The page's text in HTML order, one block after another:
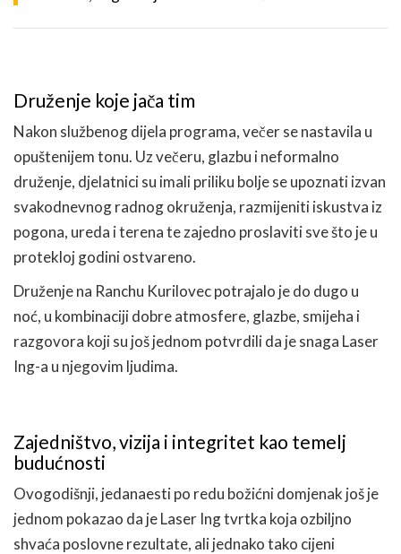
Druženje koje jača tim
Nakon službenog dijela programa, večer se nastavila u
opuštenijem tonu. Uz večeru, glazbu i neformalno
druženje, djelatnici su imali priliku bolje se upoznati izvan
svakodnevnog radnog okruženja, razmijeniti iskustva iz
pogona, ureda i terena te zajedno proslaviti sve što je u
protekloj godini ostvareno.
Druženje na Ranchu Kurilovec potrajalo je do dugo u
noć, u kombinaciji dobre atmosfere, glazbe, smijeha i
razgovora koji su još jednom potvrdili da je snaga Laser
Ing-a u njegovim ljudima.
Zajedništvo, vizija i integritet kao temelj
budućnosti
Ovogodišnji, jedanaesti po redu božićni domjenak još je
jednom pokazao da je Laser Ing tvrtka koja ozbiljno
shvaća poslovne rezultate, ali jednako tako cijeni